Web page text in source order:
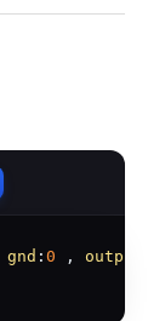
gnd : 0 , output